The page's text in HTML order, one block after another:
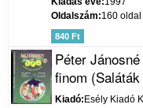
Oldalszám 160 oldal
840 Ft
Péter
finom
Kiadó Esély Kiadó